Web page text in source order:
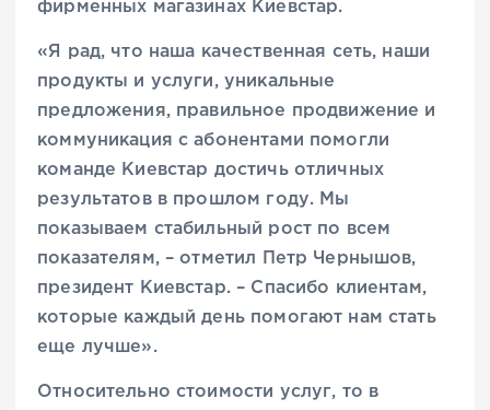
фирменных магазинах Киевстар.
«Я рад, что наша качественная сеть, наши
продукты и услуги, уникальные
предложения, правильное продвижение и
коммуникация с абонентами помогли
команде Киевстар достичь отличных
результатов в прошлом году. Мы
показываем стабильный рост по всем
показателям, – отметил Петр Чернышов,
президент Киевстар. – Спасибо клиентам,
которые каждый день помогают нам стать
еще лучше».
Относительно стоимости услуг, то в